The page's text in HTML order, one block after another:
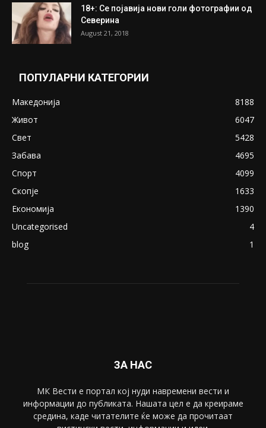
18+: Се појавија нови голи фотографии од
Северина
August 21, 2018
ПОПУЛАРНИ КАТЕГОРИИ
Македонија
8188
Живот
6047
Свет
5428
Забава
4695
Спорт
4099
Скопје
1633
Економија
1390
Uncategorised
4
blog
1
ЗА НАС
МК Вести е портал коj нуди навремени вести и
информации до публиката. Нашата цел е да креираме
средина, каде читателите ќе може да прочитаат